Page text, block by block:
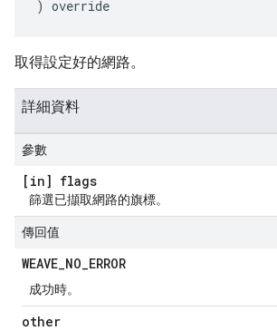
) override
取得設定好的網路。
詳細資料
參數
[in] flags
篩選已擷取網路的旗標。
傳回值
WEAVE_NO_ERROR
成功時。
other